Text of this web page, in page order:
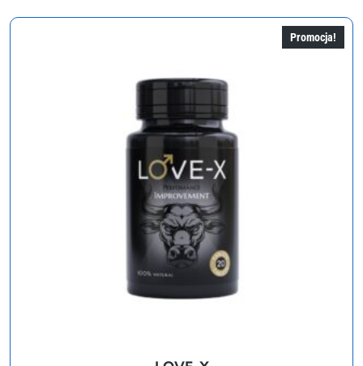
274,00 zł.137,00 zł.
Promocja!